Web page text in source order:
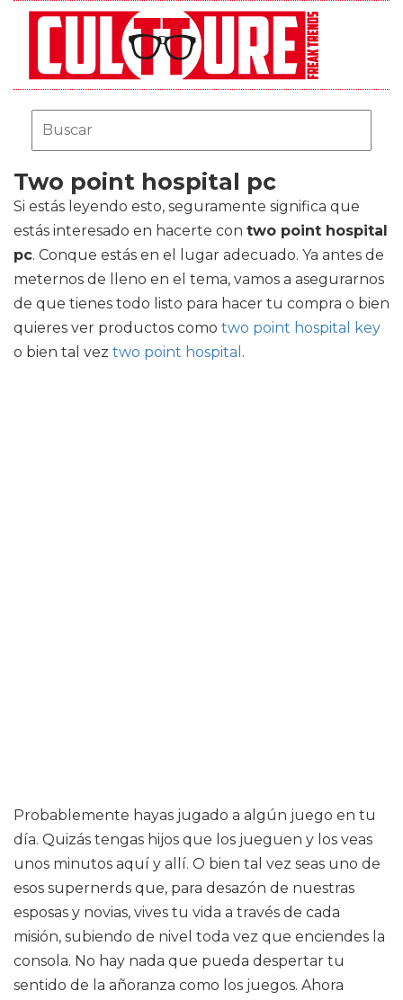
Two point hospital pc
Si estás leyendo esto, seguramente significa que
estás interesado en hacerte con two point hospital
pc. Conque estás en el lugar adecuado. Ya antes de
meternos de lleno en el tema, vamos a asegurarnos
de que tienes todo listo para hacer tu compra o bien
quieres ver productos como two point hospital key
o bien tal vez two point hospital .
Probablemente hayas jugado a algún juego en tu
día. Quizás tengas hijos que los jueguen y los veas
unos minutos aquí y allí. O bien tal vez seas uno de
esos supernerds que, para desazón de nuestras
esposas y novias, vives tu vida a través de cada
misión, subiendo de nivel toda vez que enciendes la
consola. No hay nada que pueda despertar tu
sentido de la añoranza como los juegos. Ahora